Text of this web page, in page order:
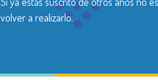
volver a realizarlo.